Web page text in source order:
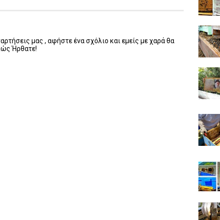
μας , αφήστε ένα σχόλιο και εμείς με χαρά θα
Ήρθατε!